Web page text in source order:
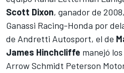
Scott Dixon, ganador de
Ganassi Racing-Honda por
de Andretti Autosport, el de
James Hinchcliffe manejó
Arrow Schmidt Peterson